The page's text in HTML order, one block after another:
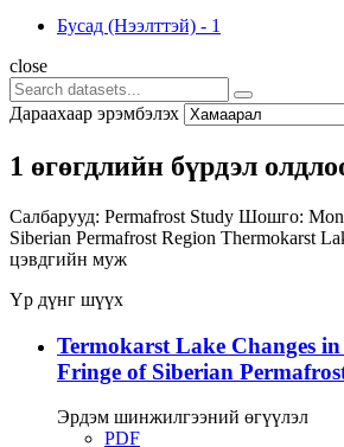
Бусад (Нээлттэй) - 1
close
Дараахаар эрэмбэлэх
1 өгөгдлийн бүрдэл
Салбарууд: Permafrost Study Шошго:
Siberian Permafrost Region Thermokarst
цэвдгийн муж
Үр дүнг шүүх
Termokarst Lake Changes
Fringe of Siberian
Эрдэм шинжилгээний өгүүлэл
PDF